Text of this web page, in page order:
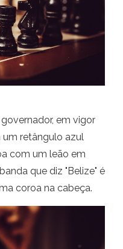
em vigor
um retângulo azul
com um leão em
que diz "Belize" é
coroa na cabeça.